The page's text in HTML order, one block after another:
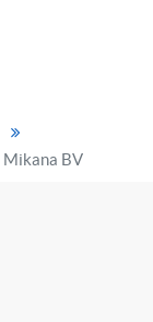
Mikana BV